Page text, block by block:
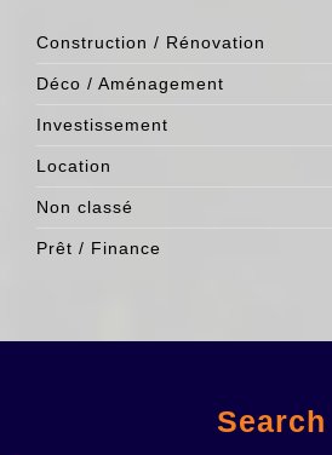
Construction / Rénovation
Déco / Aménagement
Investissement
Location
Non classé
Prêt / Finance
Search